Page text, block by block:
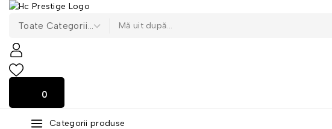
0
0
Categorii produse